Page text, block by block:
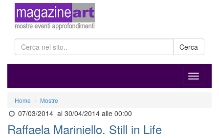
Cerca
Home Mostre
07/03/2014 al 30/04/2014 alle 00:00
Raffaela Mariniello. Still in Life